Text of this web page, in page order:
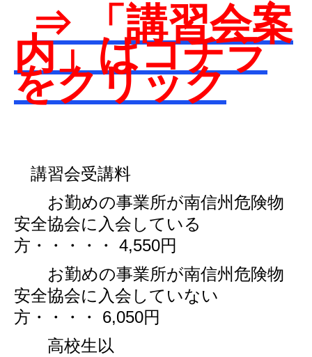
⇒ 「講習会案
内」はコチラ
をクリック
講習会受講料
お勤めの事業所が南信州危険物
安全協会に入会している
方・・・・・ 4,550円
お勤めの事業所が南信州危険物
安全協会に入会していない
方・・・・ 6,050円
高校生以